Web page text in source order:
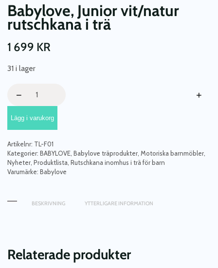
Babylove, Junior vit/natur
rutschkana i trä
1 699 KR
31 i lager
Junior
rutschkana
i
trä
mängd
− +
Lägg i varukorg
Artikelnr: TL-F01
Kategorier: BABYLOVE, Babylove träprodukter, Motoriska barnmöbler,
Nyheter, Produktlista, Rutschkana inomhus i trä för barn
Varumärke: Babylove
BESKRIVNING YTTERLIGARE INFORMATION
Relaterade produkter